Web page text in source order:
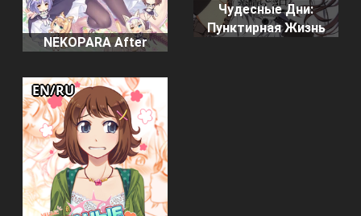
NEKOPARA After
Чудесные Дни:
Пунктирная Жизнь
EN/RU